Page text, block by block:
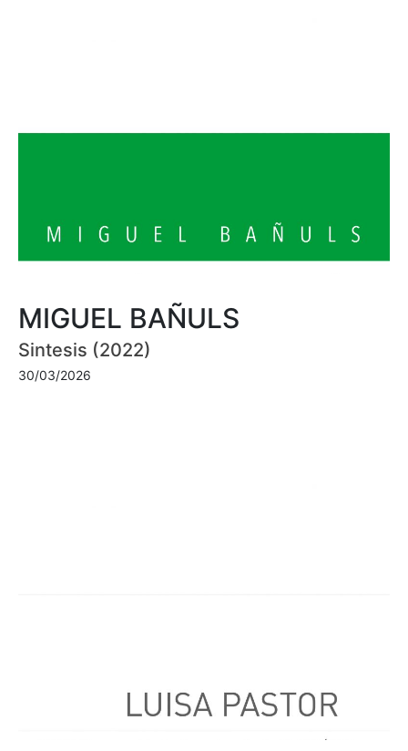
MIGUEL BAÑULS
Sintesis (2022)
30/03/2026